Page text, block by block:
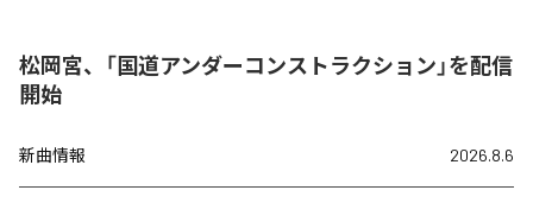
松岡宮、「国道アンダーコンストラクション」を配信
開始
新曲情報 2026.8.6